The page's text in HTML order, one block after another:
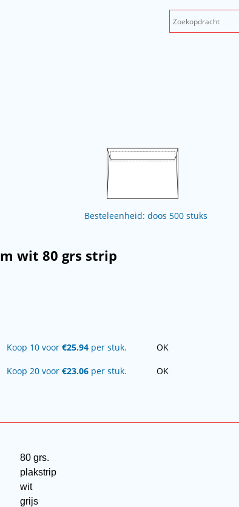
Besteleenheid: doos 500 stuks
wit 80 grs strip
Koop 10 voor €25.94 per stuk. OK
Koop 20 voor €23.06 per stuk. OK
80 grs.
plakstrip
wit
grijs